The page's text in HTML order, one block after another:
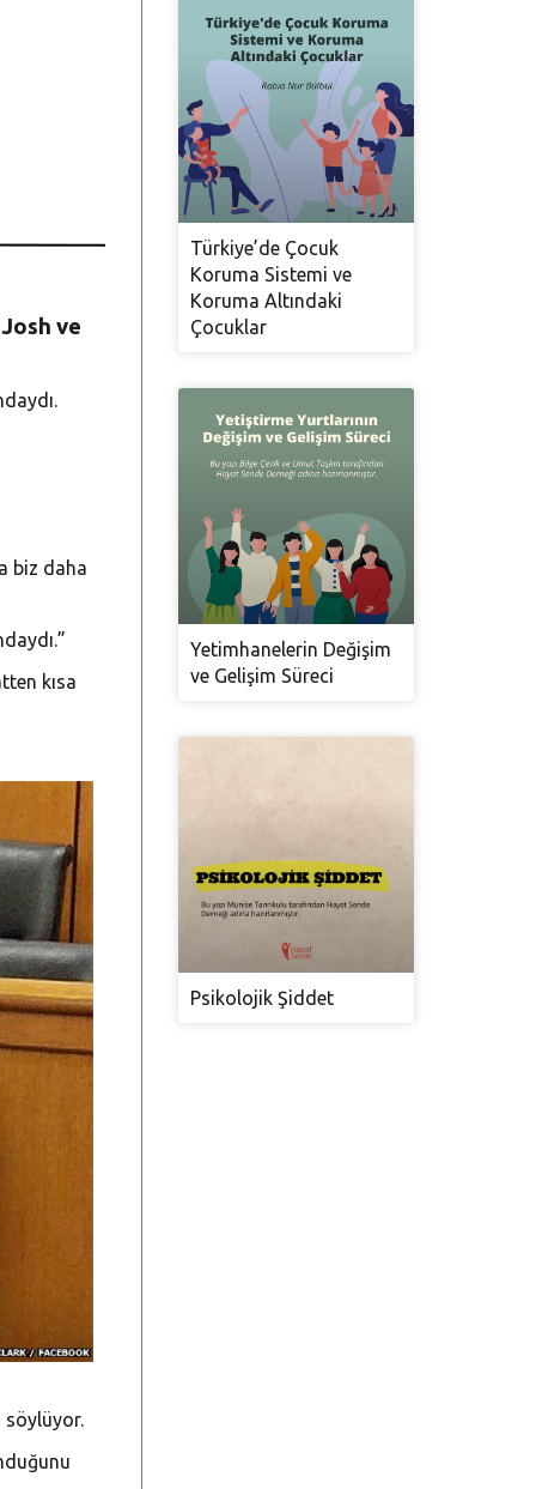
ve
biz daha
kısa
söylüyor.
Türkiye’de Çocuk
Koruma Sistemi ve
Koruma Altındaki
Çocuklar
Yetimhanelerin Değişim
ve Gelişim Süreci
Psikolojik Şiddet